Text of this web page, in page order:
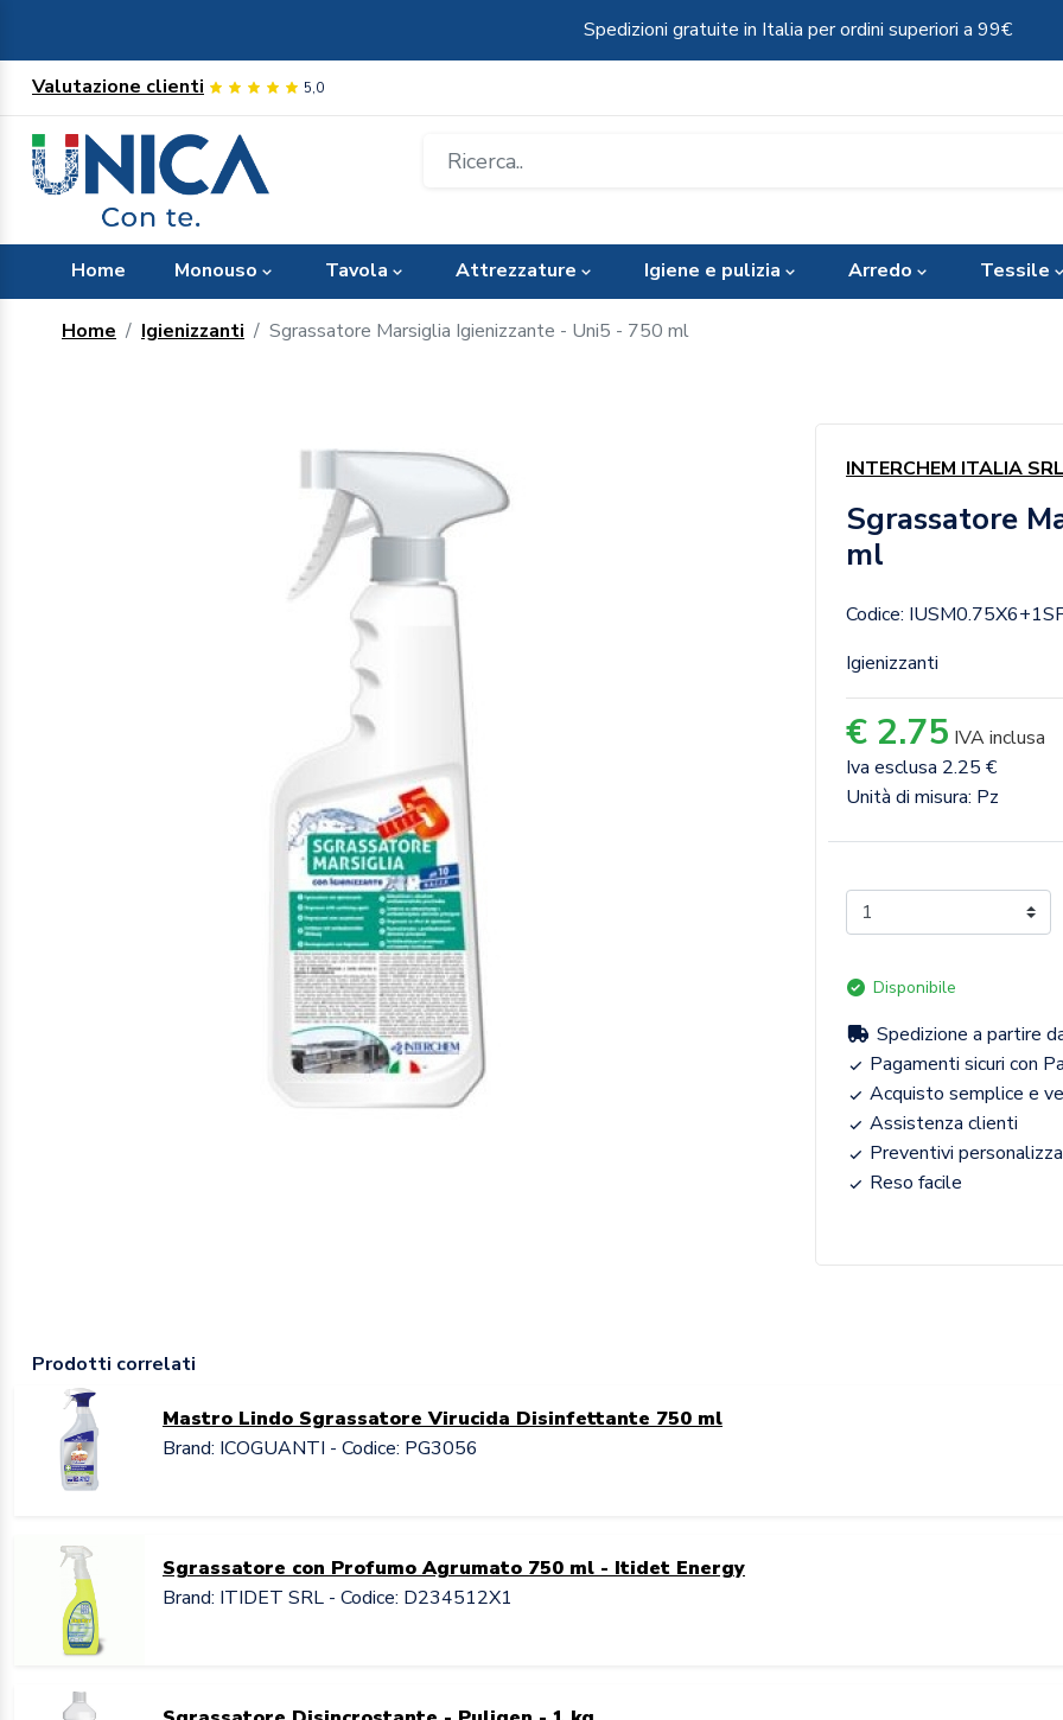
Spedizioni gratuite in Italia per ordini superiori a 99€
Valutazione clienti 5,0
Home Monouso Tavola Attrezzature Igiene e pulizia Arredo Tessile
Home Igienizzanti Sgrassatore Marsiglia Igienizzante - Uni5 - 750 ml
INTERCHEM ITALIA SRL
Sgrassatore
ml
Codice:
Igienizzanti
€ 2.75 IVA inclusa
Iva esclusa 2.25 €
Unità di misura: Pz
Disponibile
Spedizione a partire
Pagamenti sicuri con
Acquisto semplice e
Assistenza clienti
Preventivi
Reso facile
Prodotti correlati
Mastro Lindo Sgrassatore Virucida Disinfettante 750 ml
Brand: ICOGUANTI - Codice: PG3056
Sgrassatore con Profumo Agrumato 750 ml - Itidet Energy
Brand: ITIDET SRL - Codice: D234512X1